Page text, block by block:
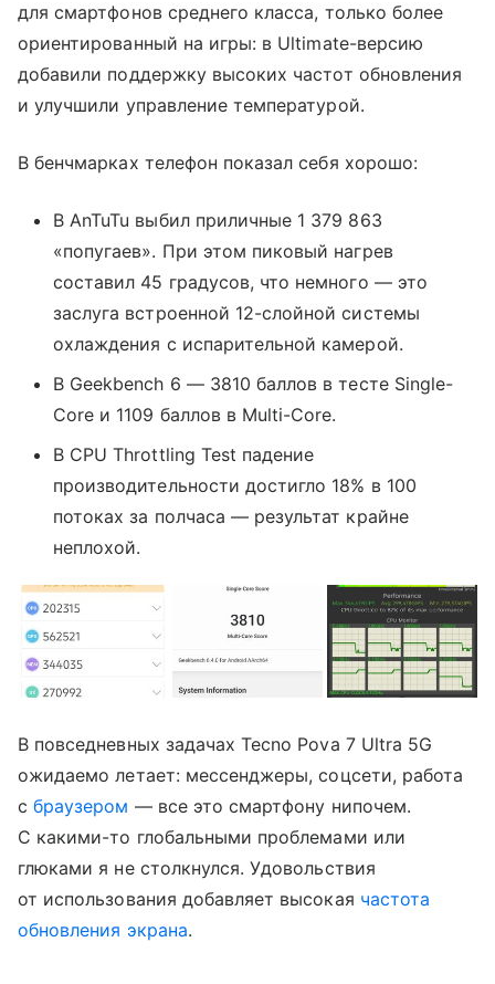
для смартфонов среднего класса, только более
ориентированный на игры: в Ultimate-версию
добавили поддержку высоких частот обновления
и улучшили управление температурой.
В бенчмарках телефон показал себя хорошо:
В AnTuTu выбил приличные 1 379 863
«попугаев». При этом пиковый нагрев
составил 45 градусов, что немного — это
заслуга встроенной 12-слойной системы
охлаждения с испарительной камерой.
В Geekbench 6 — 3810 баллов в тесте Single-
Core и 1109 баллов в Multi-Core.
В CPU Throttling Test падение
производительности достигло 18% в 100
потоках за полчаса — результат крайне
неплохой.
В повседневных задачах Tecno Pova 7 Ultra 5G
ожидаемо летает: мессенджеры, соцсети, работа
сбраузером — все это смартфону нипочем.
С какими-то глобальными проблемами или
глюками я не столкнулся. Удовольствия
от использования добавляет высокая частота
обновления экрана.